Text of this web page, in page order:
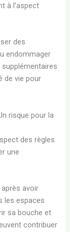
à l’aspect
des
endommager
de vie pour
risque pour la
des règles
une
avoir
les espaces
sa bouche et
contribuer